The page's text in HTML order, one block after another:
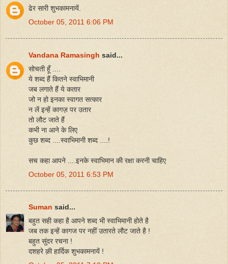
ढेर सारी शुभकामनायें.
October 05, 2011 6:06 PM
Vandana Ramasingh said...
सोचती हूँ ....
ये शब्द हैं कितने स्वाभिमानी
जब लगाते हैं ये कतार
जो न हो इनका स्वागत सत्कार
न लें इन्हें कागज़ पर उतार
तो लौट जाते हैं
कभी ना आने के लिए
कुछ शब्द ....स्वाभिमानी शब्द ....!
सच कहा आपने ....इनके स्वाभिमान की रक्षा करनी चाहिए
October 05, 2011 6:53 PM
Suman said...
बहुत सही कहा है आपने शब्द भी स्वाभिमानी होते है
जब तक इन्हें कागज पर नहीं उतारते लौट जाते है !
बहुत सुंदर रचना !
दशहरे क़ी हार्दिक शुभकामनायें !